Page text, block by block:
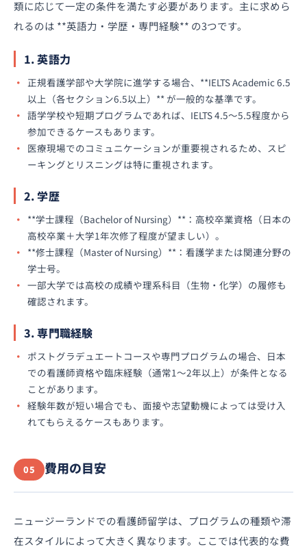
類に応じて一定の条件を満たす必要があります。主に求めら
れるのは **英語力・学歴・専門経験** の3つです。
1. 英語力
正規看護学部や大学院に進学する場合、**IELTS Academic 6.5
以上（各セクション6.5以上）** が一般的な基準です。
語学学校や短期プログラムであれば、IELTS 4.5〜5.5程度から
参加できるケースもあります。
医療現場でのコミュニケーションが重要視されるため、スピ
ーキングとリスニングは特に重視されます。
2. 学歴
**学士課程（Bachelor of Nursing）**：高校卒業資格（日本の
高校卒業＋大学1年次修了程度が望ましい）。
**修士課程（Master of Nursing）**：看護学または関連分野の
学士号。
一部大学では高校の成績や理系科目（生物・化学）の履修も
確認されます。
3. 専門職経験
ポストグラデュエートコースや専門プログラムの場合、日本
での看護師資格や臨床経験（通常1〜2年以上）が条件となる
ことがあります。
経験年数が短い場合でも、面接や志望動機によっては受け入
れてもらえるケースもあります。
05 費用の目安
ニュージーランドでの看護師留学は、プログラムの種類や滞
在スタイルによって大きく異なります。ここでは代表的な費